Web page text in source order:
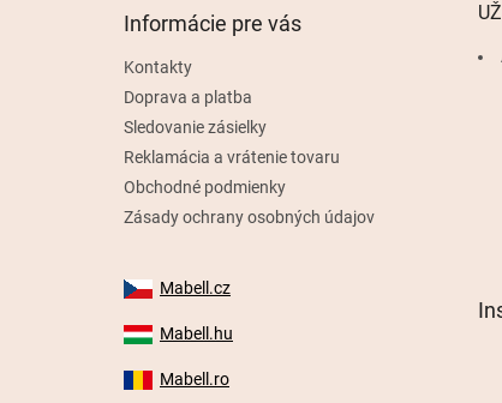
Informácie pre vás
Kontakty
Doprava a platba
Sledovanie zásielky
Reklamácia a vrátenie tovaru
Obchodné podmienky
Zásady ochrany osobných údajov
Mabell.cz
Mabell.hu
Mabell.ro